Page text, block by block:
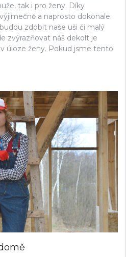
tak i pro ženy. Díky
a naprosto dokonale.
zdobit naše uši či malý
zvýrazňovat náš dekolt je
úloze ženy. Pokud jsme tento